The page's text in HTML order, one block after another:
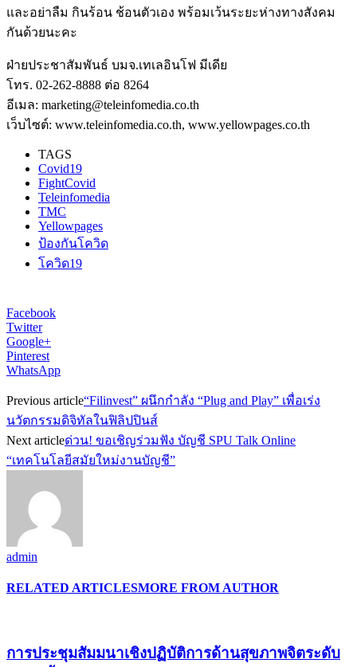
และอย่าลืม กินร้อน ช้อนตัวเอง พร้อมเว้นระยะห่างทางสังคม
กันด้วยนะคะ
ฝ่ายประชาสัมพันธ์ บมจ.เทเลอินโฟ มีเดีย
โทร. 02-262-8888 ต่อ 8264
อีเมล: marketing@teleinfomedia.co.th
เว็บไซต์: www.teleinfomedia.co.th, www.yellowpages.co.th
TAGS
Covid19
FightCovid
Teleinfomedia
TMC
Yellowpages
ป้องกันโควิด
โควิด19
Facebook
Twitter
Google+
Pinterest
WhatsApp
Previous article“Filinvest” ผนึกกำลัง “Plug and Play” เพื่อเร่ง
นวัตกรรมดิจิทัลในฟิลิปปินส์
Next articleด่วน! ขอเชิญร่วมฟัง บัญชี SPU Talk Online
“เทคโนโลยีสมัยใหม่งานบัญชี”
admin
RELATED ARTICLESMORE FROM AUTHOR
การประชุมสัมมนาเชิงปฏิบัติการด้านสุขภาพจิตระดับ